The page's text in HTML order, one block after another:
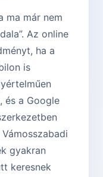
ma már nem
Az online
ha a
is
és a Google
gyakran
keresnek